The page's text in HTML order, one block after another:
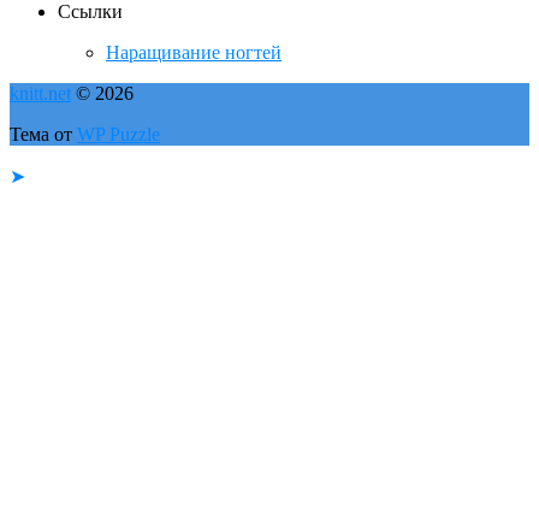
Ссылки
Наращивание ногтей
knitt.net © 2026
Тема от WP Puzzle
➤